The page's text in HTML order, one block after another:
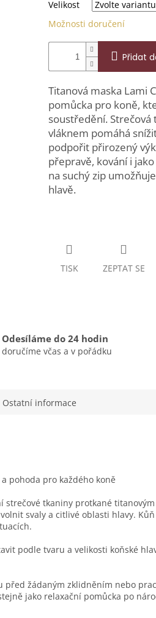
Velikost
Možnosti doručení
Přidat
Titanová maska Lami
pomůcka pro koně,
soustředění.
vláknem pomáhá
podpořit přirozený
přepravě, kování i
na suchý zip
hlavě.
TISK ZEPTAT SE
Odesíláme do 24 hodin
doručíme včas a v pořádku
Ostatní informace
a pohoda pro každého koně
strečové tkaniny protkané
svaly a citlivé oblasti hlavy.
podle tvaru a velikosti koňské
žádaným zklidněním nebo
jako relaxační pomůcka po